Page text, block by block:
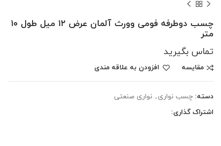
چسب دوطرفه فومی وورث آلمان عرض ۱۲ میل طول ۱۰
متر
تماس بگیرید
مقایسه افزودن به علاقه مندی
دسته: چسب نواری , نواری صنعتی
اشتراک گذاری: